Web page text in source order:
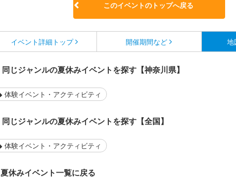
このイベントのトップへ戻る
イベント詳細 トップ 開催期間など 地
同じジャンルの夏休みイベントを探す【神奈川県】
体験イベント・アクティビティ
同じジャンルの夏休みイベントを探す【全国】
体験イベント・アクティビティ
夏休みイベント一覧に戻る